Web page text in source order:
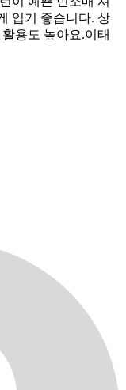
입기 좋습니다. 상
용도 높아요.이태